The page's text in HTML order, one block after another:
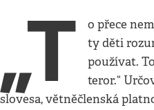
„T
o přece
ty děti
používat.
teror.“
slovesa, větněčlenská